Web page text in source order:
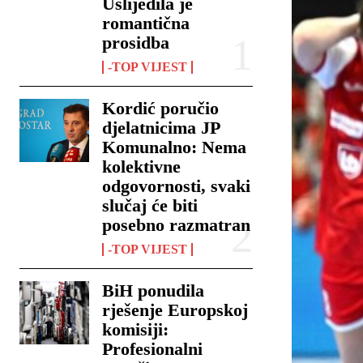
romantična
prosidba
-TOP VIJEST
Kordić poručio
djelatnicima JP
Komunalno: Nema
kolektivne
odgovornosti, svaki
slučaj će biti
posebno razmatran
-TOP VIJEST
BiH ponudila
rješenje Europskoj
komisiji:
Profesionalni